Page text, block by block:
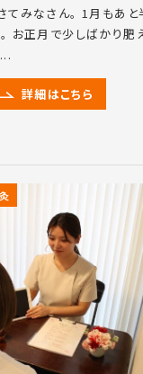
てみなさん。 1月もあと
お正月で少しばかり肥
詳細はこちら